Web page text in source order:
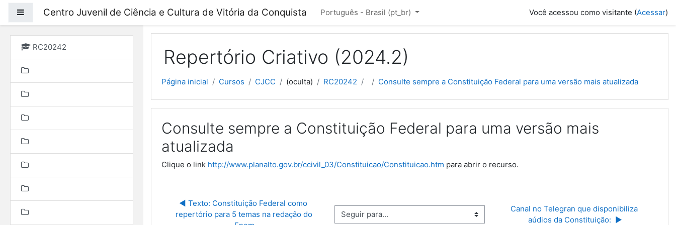
Painel lateral
Centro Juvenil de Ciência e Cultura de Vitória da Conquista Português - Brasil ‎(pt_br)‎ Você acessou como visitante (Acessar)
RC20242 Repertório Criativo (2024.2)
Página inicial Cursos CJCC (oculta) RC20242 Consulte sempre a Constituição Federal para uma versão mais atualizada
Consulte sempre a Constituição Federal para uma versão mais
atualizada
Clique o link http://www.planalto.gov.br/ccivil_03/Constituicao/Constituicao.htm para abrir o recurso.
◀︎ Texto: Constituição Federal como
repertório para 5 temas na redação do Seguir para...
Canal no Telegran que disponibiliza
aúdios da Constituição:  ▶︎